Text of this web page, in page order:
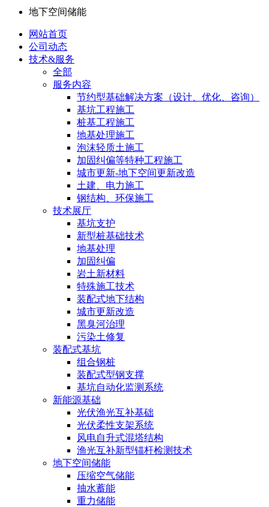
地下空间储能
网站首页
公司动态
技术&服务
全部
服务内容
节约型基础解决方案（设计、优化、咨询）
基坑工程施工
桩基工程施工
地基处理施工
泡沫轻质土施工
加固纠偏等特种工程施工
城市更新-地下空间更新改造
土建、电力施工
钢结构、环保施工
技术展厅
基坑支护
新型桩基础技术
地基处理
加固纠偏
岩土新材料
特殊施工技术
装配式地下结构
城市更新改造
黑臭河治理
污染土修复
装配式基坑
组合钢桩
装配式型钢支撑
基坑自动化监测系统
新能源基础
光伏渔光互补基础
光伏柔性支架系统
风电自升式混塔结构
渔光互补新型锚杆检测技术
地下空间储能
压缩空气储能
抽水蓄能
重力储能